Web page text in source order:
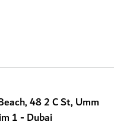
48 2 C St, Umm
1 - Dubai